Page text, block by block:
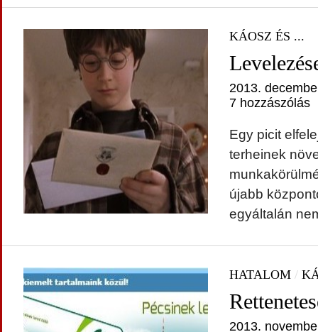
KÁOSZ ÉS ...
2013.
7 hozzászólás
Egy picit
terheinek
újabb
egyáltalán
HATALOM/
2013.